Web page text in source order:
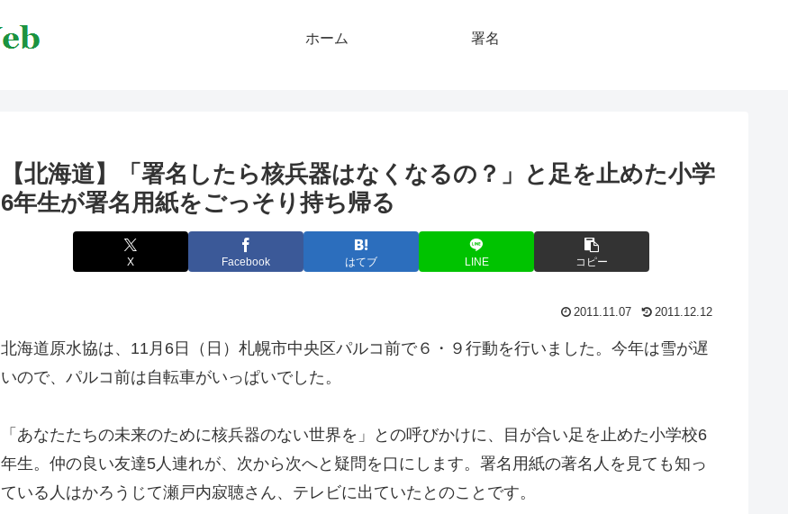
ホーム 署名
【北海道】「署名したら核兵器はなくなるの？」と足を止めた小学
6年生が署名用紙をごっそり持ち帰る
X Facebook はてブ LINE コピー
2011.11.07 2011.12.12
北海道原水協は、11月6日（日）札幌市中央区パルコ前で６・９行動を行いました。今年は雪が遅
いので、パルコ前は自転車がいっぱいでした。
「あなたたちの未来のために核兵器のない世界を」との呼びかけに、目が合い足を止めた小学校6
年生。仲の良い友達5人連れが、次から次へと疑問を口にします。署名用紙の著名人を見ても知っ
ている人はかろうじて瀬戸内寂聴さん、テレビに出ていたとのことです。